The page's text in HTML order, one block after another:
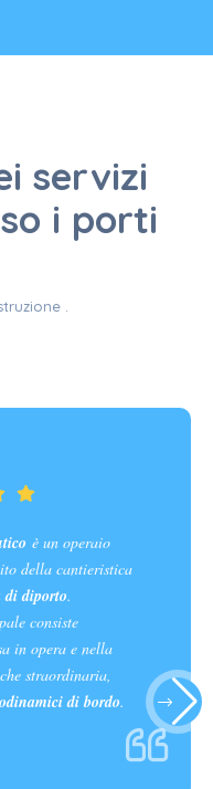
servizi
i porti
.
è un operaio
della cantieristica
di diporto.
consiste
in opera e nella
straordinaria,
di bordo.